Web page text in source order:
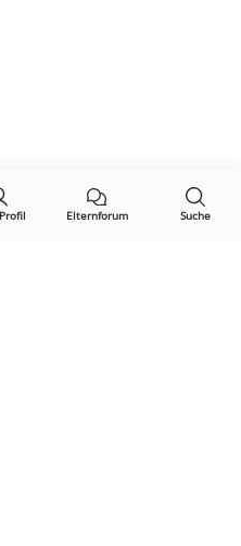
Elternforum Suche